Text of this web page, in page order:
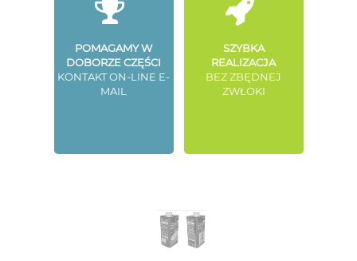
POMAGAMY W
DOBORZE CZĘŚCI
KONTAKT ON-LINE E-
MAIL
SZYBKA
REALIZACJA
BEZ ZBĘDNEJ
ZWŁOKI